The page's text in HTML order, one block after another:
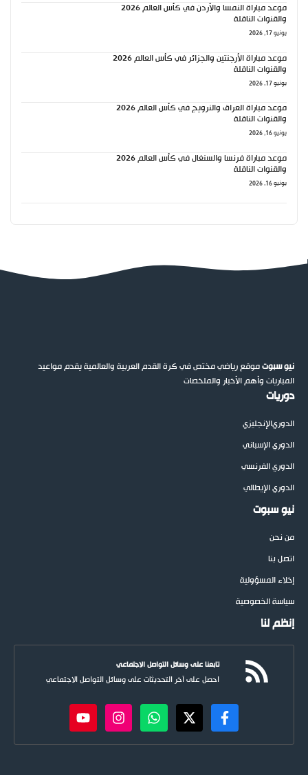
موعد مباراة النمسا والأردن في كأس العالم 2026
والقنوات الناقلة
يونيو 17, 2026
موعد مباراة الأرجنتين والجزائر في كأس العالم 2026
والقنوات الناقلة
يونيو 17, 2026
موعد مباراة العراق والنرويج في كأس العالم 2026
والقنوات الناقلة
يونيو 16, 2026
موعد مباراة فرنسا والسنغال في كأس العالم 2026
والقنوات الناقلة
يونيو 16, 2026
نيو سبوتموقع رياضي مختص في كرة القدم العربية والعالمية يقدم مواعيد
المباريات وأهم الأخبار والملخصات
دوريات
الدوريالإنجليزي
الدوري الإسباني
الدوري الفرنسي
الدوري الإيطالي
نيو سبوت
من نحن
اتصل بنا
إخلاء المسؤولية
سياسة الخصوصية
إنظم لنا
تابعنا على وسائل التواصل الاجتماعي
احصل على آخر التحديثات على وسائل التواصل الاجتماعي